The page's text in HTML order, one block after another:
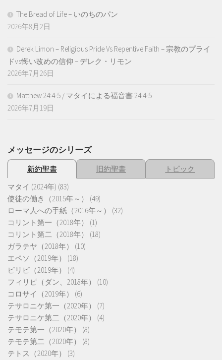
The Bread of Life – いのちのパン
2026年8月2日
Derek Limon – Religious Pride Vs Repentive Faith – 宗教のプライ
ドvs悔い改めの信仰 – デレク・リモン
2026年7月26日
Matthew 24:4-5 / マタイによる福音書 24:4-5
2026年7月19日
メッセージのシリーズ
新約聖書 旧約聖書
トピック
マタイ (2024年) (83)
使徒の働き（2015年～）
(49)
ローマ人への手紙（2016年～）
(32)
コリント第一（2018年）
(1)
コリント第二（2018年）
(18)
ガラテヤ（2018年）
(10)
エペソ（2019年）
(18)
ピリピ（2019年）
(4)
フィリピ（ダン、2018年）
(10)
コロサイ（2019年）
(6)
テサロニケ第一（2020年）
(7)
テサロニケ第二（2020年）
(4)
テモテ第一（2020年）
(8)
テモテ第二（2020年）
(8)
テトス（2020年）
(3)